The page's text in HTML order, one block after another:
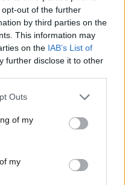
out of the further
by third parties on the
This information may
on the IAB’s List of
further disclose it to other
one or more Google
You may click to
its third-party tags to
in below Google
Outs
of my
my